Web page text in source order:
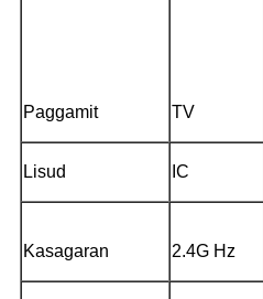
Paggamit TV
Lisud IC
Kasagaran 2.4G Hz